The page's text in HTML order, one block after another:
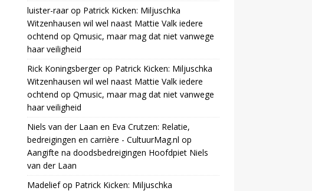
luister-raarop Patrick Kicken: Miljuschka
Witzenhausen wil wel naast Mattie Valk iedere
ochtend op Qmusic, maar mag dat niet vanwege
haar veiligheid
Rick Koningsbergerop Patrick Kicken: Miljuschka
Witzenhausen wil wel naast Mattie Valk iedere
ochtend op Qmusic, maar mag dat niet vanwege
haar veiligheid
Niels van der Laan en Eva Crutzen: Relatie,
bedreigingen en carrière - CultuurMag.nl op
Aangifte na doodsbedreigingen Hoofdpiet Niels
van der Laan
Madeliefop Patrick Kicken: Miljuschka